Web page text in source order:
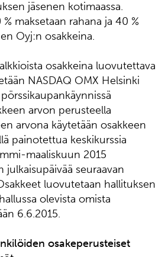
jäsenen kotimaassa.
maksetaan rahana ja 40 %
Oyj:n osakkeina.
osakkeina luovutettava
NASDAQ OMX Helsinki
arvon perusteella
arvona käytetään osakkeen
painotettua keskikurssia
maaliskuun 2015
julkaisupäivää seuraavan
luovutetaan hallituksen
olevista omista
6.6.2015.
osakeperusteiset